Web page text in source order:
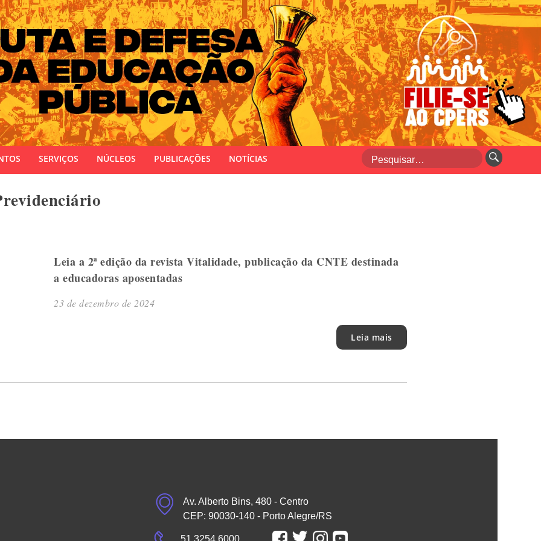
Estado do Rio Grande do Sul
SERVIÇOS NÚCLEOS PUBLICAÇÕES NOTÍCIAS
Leia a 2ª edição da revista Vitalidade, publicação da CNTE destinada
a educadoras aposentadas
23 de dezembro de 2024
Leia mais
Av. Alberto Bins, 480 - Centro
CEP: 90030-140 - Porto Alegre/RS
51 3254.6000